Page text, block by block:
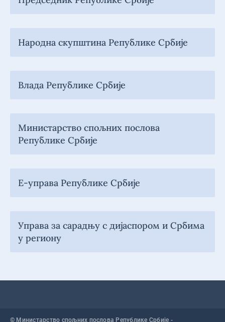
Народна скупштина Републике Србије
Влада Републике Србије
Министарство спољних послова
Републике Србије
Е-управа Републике Србије
Управа за сарадњу с дијаспором и Србима
у региону
© Министарство спољних послова Републике Србије -